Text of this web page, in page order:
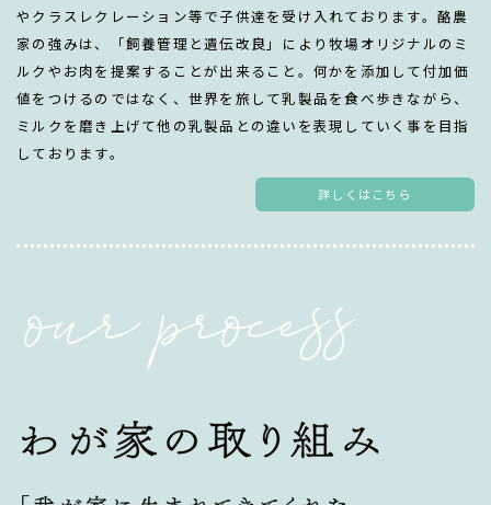
やクラスレクレーション等で子供達を受け入れております。酪農
家の強みは、「飼養管理と遺伝改良」により牧場オリジナルのミ
ルクやお肉を提案することが出来ること。何かを添加して付加価
値をつけるのではなく、世界を旅して乳製品を食べ歩きながら、
ミルクを磨き上げて他の乳製品との違いを表現していく事を目指
しております。
詳しくはこちら
our process